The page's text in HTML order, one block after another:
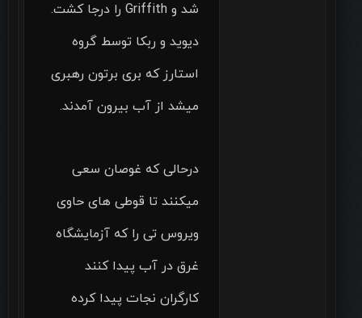
شد و Griffith را درجا کشت.
دیوید و ربکا توسط گروه
استارز که بری برتون رهبری
میشد از آب بیرون آمدند.
درحالی که غوصان سعی
میکنند تا قوطی های حاوی
ویروس تی را که آزمایشگاه
غرق در آب پیدا کنند
کارگران نجات پیدا کرده